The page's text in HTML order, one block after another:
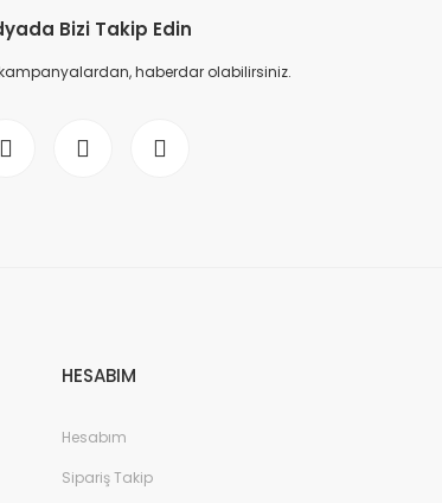
Bizi Takip Edin
haberdar olabilirsiniz.
HESABIM
Hesabım
Sipariş Takip